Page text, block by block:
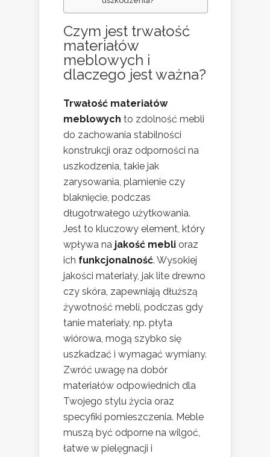
Czym jest trwałość
materiałów
meblowych i
dlaczego jest ważna?
Trwałość materiałów
meblowych to zdolność mebli
do zachowania stabilności
konstrukcji oraz odporności na
uszkodzenia, takie jak
zarysowania, plamienie czy
blaknięcie, podczas
długotrwałego użytkowania.
Jest to kluczowy element, który
wpływa na jakość mebli oraz
ich funkcjonalność. Wysokiej
jakości materiały, jak lite drewno
czy skóra, zapewniają dłuższą
żywotność mebli, podczas gdy
tanie materiały, np. płyta
wiórowa, mogą szybko się
uszkadzać i wymagać wymiany.
Zwróć uwagę na dobór
materiałów odpowiednich dla
Twojego stylu życia oraz
specyfiki pomieszczenia. Meble
muszą być odporne na wilgoć,
łatwe w pielęgnacji i